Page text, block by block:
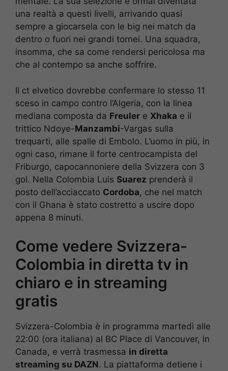
una realtà a questi livelli, arrivando quasi
sempre a giocarsela con le big nei match da
dentro o fuori nei grandi tornei. Una squadra,
insomma, che sa come rendersi pericolosa ma
che al contempo sa anche soffrire.
Il ct elvetico dovrebbe confermare lo stesso 11
sceso in campo contro l’Algeria, con la linea
mediana composta da Freuler e Xhaka e il
trittico Ndoye-Manzambi-Vargas sulla
trequarti, alle spalle di Embolo. L’uomo in più, in
ogni caso, rimane il forte centrocampista del
Friburgo, capocannoniere della Svizzera con 3
gol. Nella Colombia Luis Suarez prenderà il
posto dell’acciaccato Cordoba, che nel match
con il Ghana è stato costretto a uscire dopo
appena 8 minuti.
Come vedere Svizzera-
Colombia in diretta tv in
chiaro e in streaming
gratis
Svizzera-Colombia è in programma martedì alle
22:00 (ora italiana) al BC Place di Vancouver, in
Canada, e verrà trasmessa in diretta
streaming su DAZN. La piattaforma detiene i